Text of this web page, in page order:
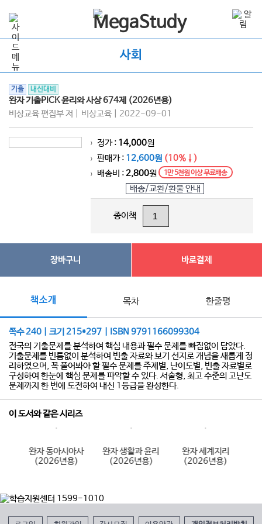
사회
기출 내신대비
완자 기출PICK 윤리와 사상 674제 (2026년용)
비상교육 편집부 저 | 비상교육 | 2022-09-01
> 정가 : 14,000원
> 판매가 : 12,600원 (10%↓)
> 배송비 :2,800원 1만 5천원 이상 무료배송
배송/교환/환불 안내
종이책
장바구니 바로결제
책소개 목차 한줄평
쪽수 240 | 크기 215*297 | ISBN 9791166099304
전국의 기출문제를 분석하여 핵심 내용과 필수 문제를 빠짐없이 담았다.
기출문제를 빈틈없이 분석하여 빈출 자료와 보기 선지로 개념을 새롭게 정
리하였으며, 꼭 풀어봐야 할 필수 문제를 주제별, 난이도별, 빈출 자료별로
구성하여 한눈에 핵심 문제를 파악할 수 있다. 서술형, 최고 수준의 고난도
문제까지 한 번에 도전하여 내신 1등급을 완성한다.
이 도서와 같은 시리즈
완자 동아시아사
(2026년용)
완자 생활과 윤리
(2026년용)
완자 세계지리
(2026년용)